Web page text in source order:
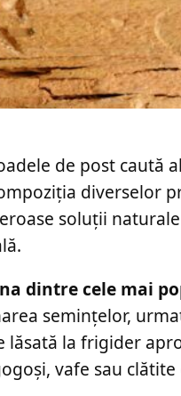
de post
diverselor
soluții
dintre cele mai
semințelor,
lăsată la frigider
vafe sau clătite